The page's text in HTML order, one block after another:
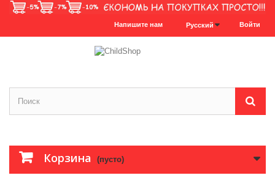
Войти
Русский
Напишите нам
Корзина (пусто)